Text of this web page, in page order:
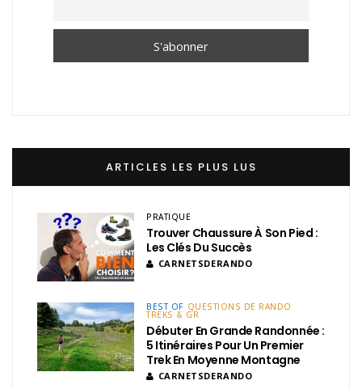
ARTICLES LES PLUS LUS
PRATIQUE
Trouver Chaussure À Son Pied :
Les Clés Du Succès
CARNETSDERANDO
BEST OF QUESTIONS DE RANDO
TREKS & GR
Débuter En Grande Randonnée :
5 Itinéraires Pour Un Premier
Trek En Moyenne Montagne
CARNETSDERANDO